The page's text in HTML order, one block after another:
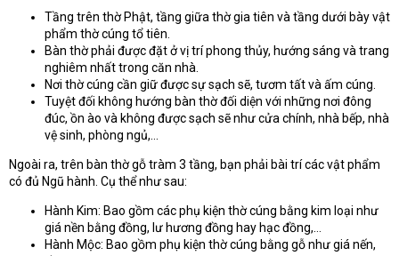
Tầng trên thờ Phật, tầng giữa thờ gia tiên và tầng dưới bày vật
phẩm thờ cúng tổ tiên.
Bàn thờ phải được đặt ở vị trí phong thủy, hướng sáng và trang
nghiêm nhất trong căn nhà.
Nơi thờ cúng cần giữ được sự sạch sẽ, tươm tất và ấm cúng.
Tuyệt đối không hướng bàn thờ đối diện với những nơi đông
đúc, ồn ào và không được sạch sẽ như cửa chính, nhà bếp, nhà
vệ sinh, phòng ngủ,…
Ngoài ra, trên bàn thờ gỗ tràm 3 tầng, bạn phải bài trí các vật phẩm
có đủ Ngũ hành. Cụ thể như sau:
Hành Kim: Bao gồm các phụ kiện thờ cúng bằng kim loại như
giá nền bằng đồng, lư hương đồng hay hạc đồng,…
Hành Mộc: Bao gồm phụ kiện thờ cúng bằng gỗ như giá nến,